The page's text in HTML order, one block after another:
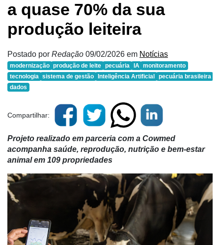
a quase 70% da sua
produção leiteira
Postado por Redação 09/02/2026 em Notícias
modernização produção de leite pecuária IA monitoramento
tecnologia sistema de gestão Inteligência Artificial
pecuária brasileira
dados
Compartilhar:
Projeto realizado em parceria com a Cowmed
acompanha saúde, reprodução, nutrição e bem-estar
animal em 109 propriedades